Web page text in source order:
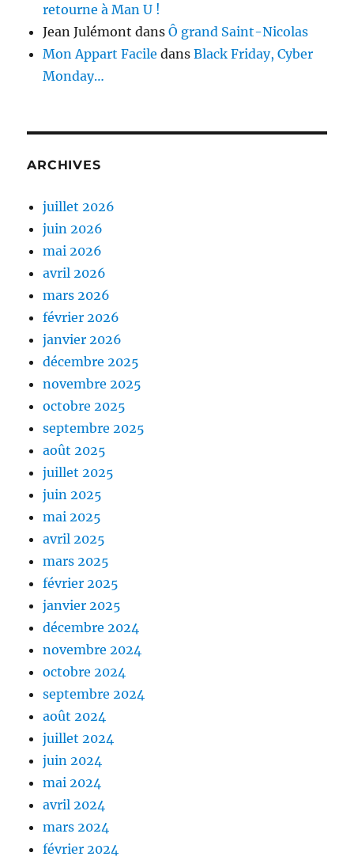
retourne à Man U !
Jean Julémont dansÔ grand Saint-Nicolas
Mon Appart Facile dansBlack Friday, Cyber
Monday…
ARCHIVES
juillet 2026
juin 2026
mai 2026
avril 2026
mars 2026
février 2026
janvier 2026
décembre 2025
novembre 2025
octobre 2025
septembre 2025
août 2025
juillet 2025
juin 2025
mai 2025
avril 2025
mars 2025
février 2025
janvier 2025
décembre 2024
novembre 2024
octobre 2024
septembre 2024
août 2024
juillet 2024
juin 2024
mai 2024
avril 2024
mars 2024
février 2024